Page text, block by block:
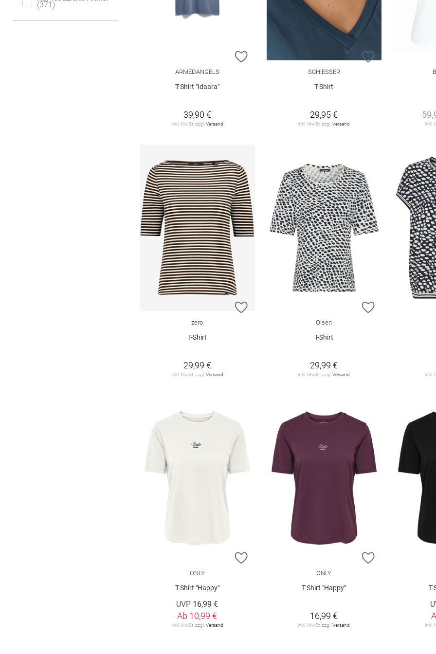
371
ZUR WUNSCHLISTE HINZUFÜGEN
ARMEDANGELS
T-Shirt "Idaara"
39,90 €
inkl. MwSt. zzgl. Versand
ZUR
SCHIESSER
T-Shirt
29,95 €
inkl. MwSt. zzgl.Versand inkl.
ZUR WUNSCHLISTE HINZUFÜGEN
zero
T-Shirt
29,99 €
inkl. MwSt. zzgl. Versand
ZUR
Olsen
T-Shirt
29,99 €
inkl. MwSt. zzgl.Versand inkl.
ZUR WUNSCHLISTE HINZUFÜGEN
ONLY
T-Shirt "Happy"
UVP 16,99 €
Ab 10,99 €
inkl. MwSt. zzgl. Versand
ZUR
ONLY
T-Shirt "Happy"
16,99 €
inkl. MwSt. zzgl.Versand inkl.